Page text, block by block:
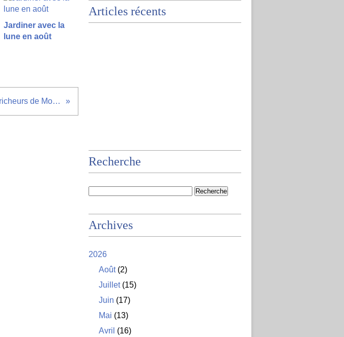
Jardiner avec la
lune en août
Les défricheurs de Montplaisir et de Poyeton .
Articles récents
Recherche
Archives
2026
Août(2)
Juillet(15)
Juin (17)
Mai (13)
Avril (16)